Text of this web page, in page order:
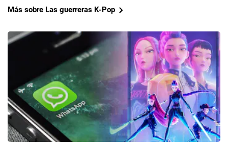
Más sobre Las guerreras K-Pop